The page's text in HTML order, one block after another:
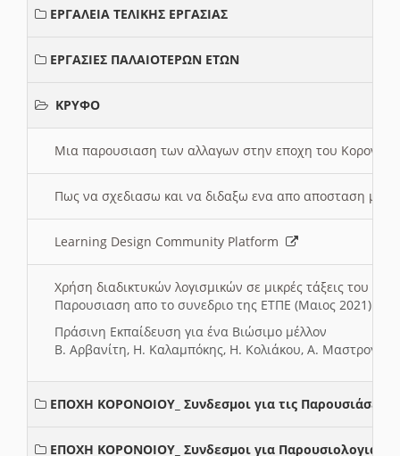
ΕΡΓΑΛΕΙΑ ΤΕΛΙΚΗΣ ΕΡΓΑΣΙΑΣ
ΕΡΓΑΣΙΕΣ ΠΑΛΑΙΟΤΕΡΩΝ ΕΤΩΝ
ΚΡΥΦΟ
Μια παρουσιαση των αλλαγων στην εποχη του
Πως να σχεδιασω και να διδαξω ενα απο αποσταση
Learning Design Community Platform
Χρήση διαδικτυκών λογισμικών σε μικρές τάξεις του
Παρουσιαση απο το συνεδριο της ΕΤΠΕ (Μαιος 2021)
Πράσινη Εκπαίδευση για ένα Βιώσιμο μέλλον
Β. Αρβανίτη, Η. Καλαμπόκης, Η. Κολιάκου, Α.
ΕΠΟΧΗ ΚΟΡΟΝΟΙΟΥ_ Συνδεσμοι για τις Παρουσιάσεις
ΕΠΟΧΗ ΚΟΡΟΝΟΙΟΥ_ Συνδεσμοι για Παρουσιολογια